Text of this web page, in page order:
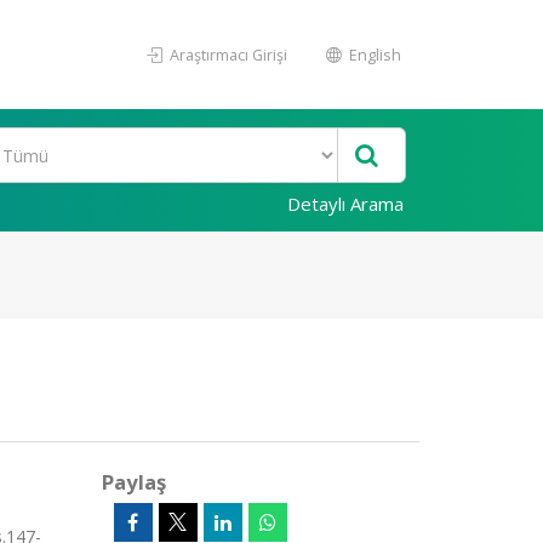
Araştırmacı Girişi English
Detaylı Arama
Paylaş